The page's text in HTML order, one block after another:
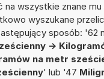
wszystkie znane
wyszukane
sposób:
->
na metr
' lub '47